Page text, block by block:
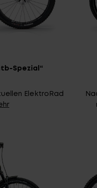
Spezial“
ElektroRad